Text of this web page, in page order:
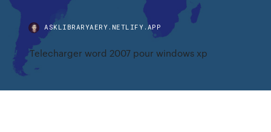
ASKLIBRARYAERY.NETLIFY.APP
Telecharger word 2007 pour windows xp